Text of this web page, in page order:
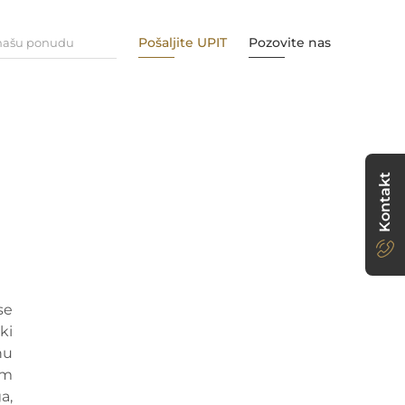
ponudu Pošaljite UPIT Pozovite nas
Kontakt